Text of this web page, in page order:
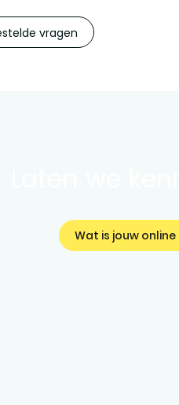
vragen
Wat is jouw